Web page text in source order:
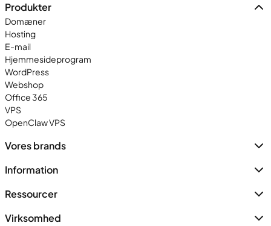
Produkter
Domæner
Hosting
E-mail
Hjemmesideprogram
WordPress
Webshop
Office 365
VPS
OpenClaw VPS
Vores brands
Information
Ressourcer
Virksomhed